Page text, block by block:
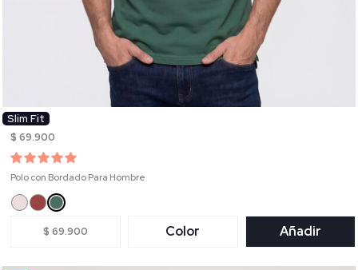
Slim Fit
$ 69.900
Polo con Bordado Para Hombre
$ 69.900 Color Añadir